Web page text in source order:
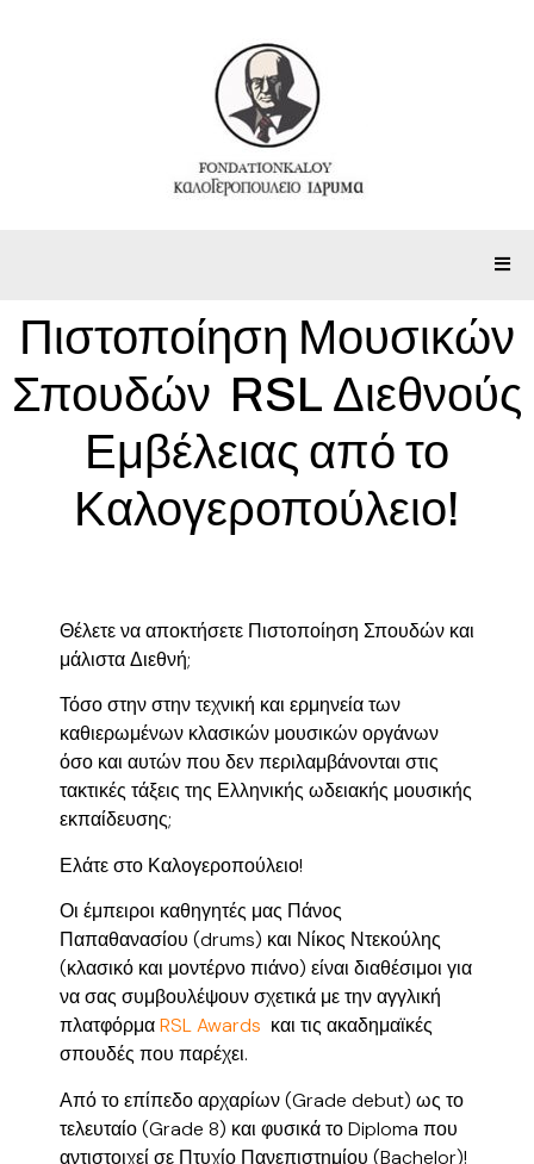
Πιστοποίηση Μουσικών
Σπουδών RSL Διεθνούς
Εμβέλειας από το
Καλογεροπούλειο!
Θέλετε να αποκτήσετε Πιστοποίηση Σπουδών και
μάλιστα Διεθνή;
Τόσο στην στην τεχνική και ερμηνεία των
καθιερωμένων κλασικών μουσικών οργάνων
όσο και αυτών που δεν περιλαμβάνονται στις
τακτικές τάξεις της Ελληνικής ωδειακής μουσικής
εκπαίδευσης;
Ελάτε στο Καλογεροπούλειο!
Οι έμπειροι καθηγητές μας Πάνος
Παπαθανασίου (drums) και Νίκος Ντεκούλης
(κλασικό και μοντέρνο πιάνο) είναι διαθέσιμοι για
να σας συμβουλέψουν σχετικά με την αγγλική
πλατφόρμαRSL Awards και τις ακαδημαϊκές
σπουδές που παρέχει.
Από το επίπεδο αρχαρίων (Grade debut) ως το
τελευταίο (Grade 8) και φυσικά το Diploma που
αντιστοιχεί σε Πτυχίο Πανεπιστημίου (Bachelor)!